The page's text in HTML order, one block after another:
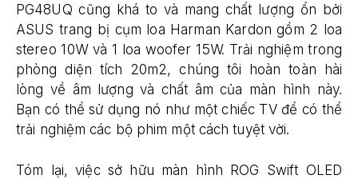
PG48UQ cũng khá to và mang chất lượng ổn bởi
ASUS trang bị cụm loa Harman Kardon gồm 2 loa
stereo 10W và 1 loa woofer 15W. Trải nghiệm trong
phòng diện tích 20m2, chúng tôi hoàn toàn hài
lòng về âm lượng và chất âm của màn hình này.
Bạn có thể sử dụng nó như một chiếc TV để có thể
trải nghiệm các bộ phim một cách tuyệt vời.
Tóm lại, việc sở hữu màn hình ROG Swift OLED